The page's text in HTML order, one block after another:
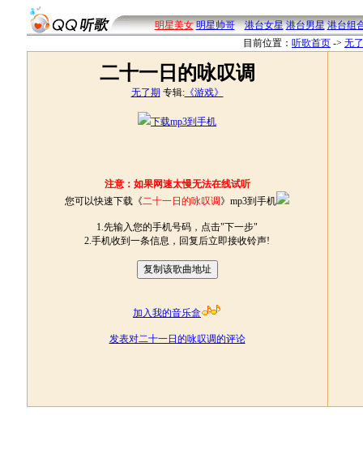
明星美女 明星帅哥 港台女星 港台男星 港台组
目前位置： 听歌首页 -> 无
二十一日的咏叹调
无了期 专辑:《游戏》
下载mp3到手机
注意：如果网速太慢无法在线试听
您可以快速下载《二十一日的咏叹调 》mp3到手机
1.先输入您的手机号码，点击"下一步"
2.手机收到一条信息，回复后立即接收铃声!
加入我的音乐盒
发表对二十一日的咏叹调的评论